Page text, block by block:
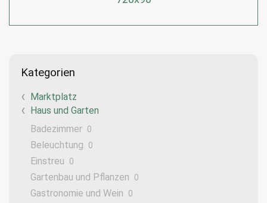
Kategorien
Marktplatz
Haus und Garten
Badezimmer 0
Beleuchtung 0
Einstreu 0
Gartenbau und Pflanzen 0
Gastronomie und Wein 0